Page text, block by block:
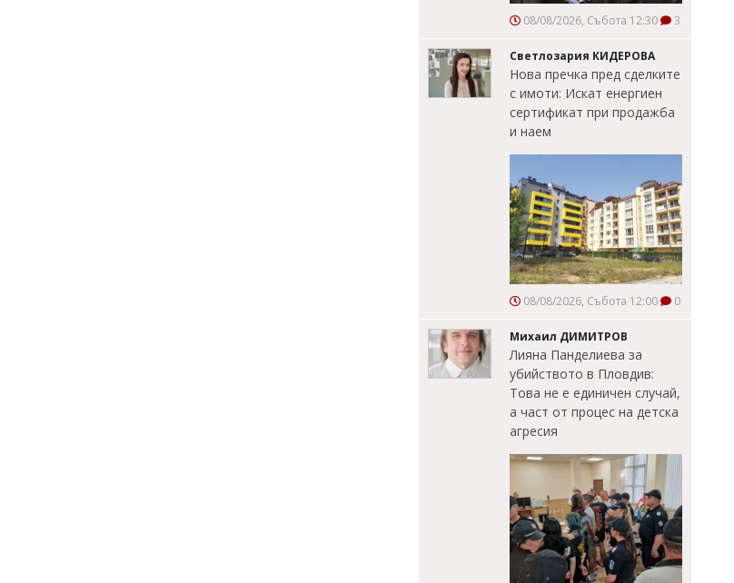
08/08/2026, Събота 12:30 3
Светлозария КИДЕРОВА
Нова пречка пред сделките
с имоти: Искат енергиен
сертификат при продажба
и наем
08/08/2026, Събота 12:00 0
Михаил ДИМИТРОВ
Лияна Панделиева за
убийството в Пловдив:
Това не е единичен случай,
а част от процес на детска
агресия